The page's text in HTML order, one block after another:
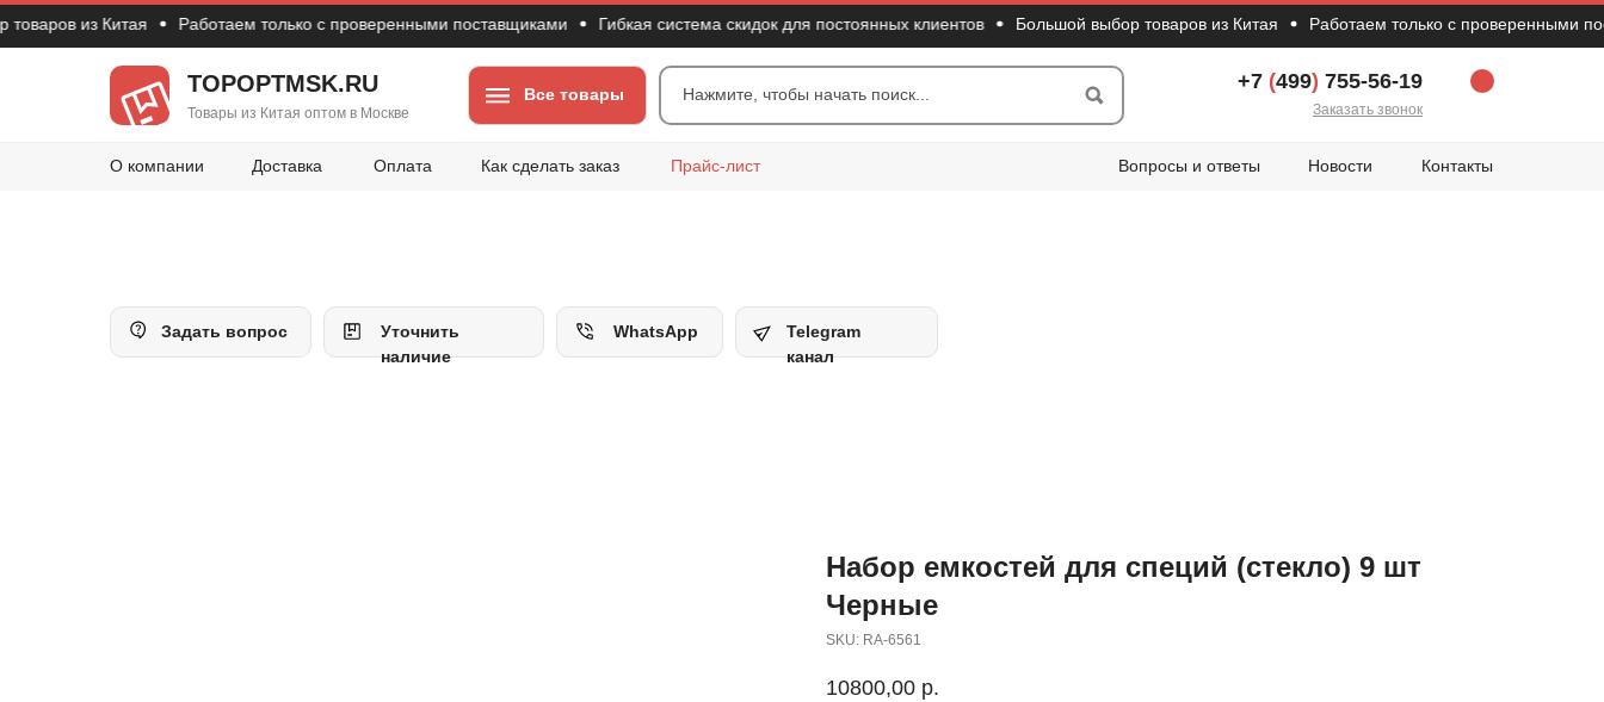
из Китая Работаем только с проверенными поставщиками Гибкая система скидок для постоянных клиентов Большой выбор товаров из Китая Работаем только с проверенными
TOPOPTMSK.RU
Товары из Китая оптом в Москве
Нажмите, чтобы начать поиск...
Все товары
+7 (499) 755-56-19
Заказать звонок
О компании Доставка Оплата Как сделать заказ Вопросы и ответы Новости Контакты
Прайс-лист
Уточнить
наличие
Задать вопрос WhatsApp
Telegram
канал
Набор емкостей для специй (стекло) 9 шт
Черные
SKU: RA-6561
10800,00 р.